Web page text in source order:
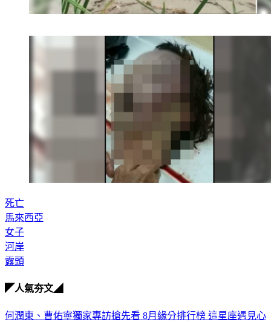
死亡
馬來西亞
女子
河岸
露頭
◤人氣夯文◢
何潤東、曹佑寧獨家專訪搶先看 8月緣分排行榜 這星座遇見心